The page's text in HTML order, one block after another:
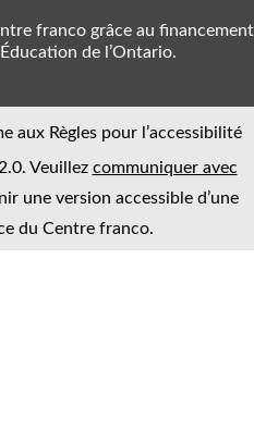
franco grâce au financement
de l’Ontario.
aux Règles pour l’accessibilité
Veuillez communiquer avec
une version accessible d’une
du Centre franco.